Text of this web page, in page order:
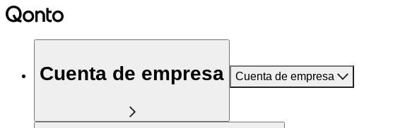
Cuenta de empresa Cuenta de empresa